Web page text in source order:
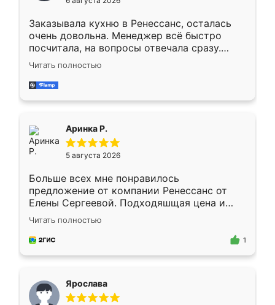
мебели буду заказывать только здесь.
Заказывала кухню в Ренессанс, осталась
очень довольна. Менеджер всё быстро
посчитала, на вопросы отвечала сразу.
Замерщик приехал в субботу, подошёл к
делу со всей ответственностью. Собрали
за день, ребята работали аккуратно, даже
Читать полностью
Аринка Р.
5 августа 2026
Больше всех мне понравилось
предложение от компании Ренессанс от
Елены Сергеевой. Подходяшщая цена и
короткие сроки изготовления. Приехавший
для замера сотрудник Владислав
предложил по моему эскизу самый
Читать полностью
1
Ярослава